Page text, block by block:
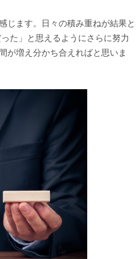
じます。日々の積み重ねが結果と
た」と思えるようにさらに努力
が増え分かち合えればと思いま